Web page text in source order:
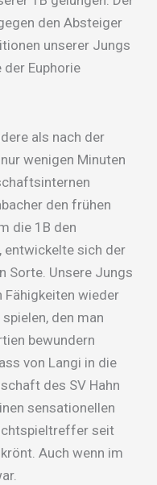
den Absteiger
unserer Jungs
Euphorie
als nach der
wenigen Minuten
den frühen
die 1B den
entwickelte sich der
Sorte. Unsere Jungs
wieder
den man
bewundern
von Langi in die
des SV Hahn
sensationellen
seit
Auch wenn im